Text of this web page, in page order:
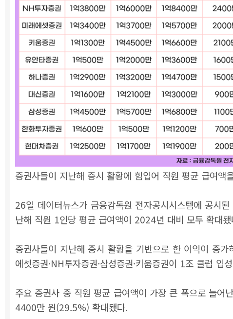
증권사들이 지난해 증시 활황에 힘입어 직원 평균 급여
26일 데이터뉴스가 금융감독원 전자공시시스템에 공시
난해 직원 1인당 평균 급여액이 2024년 대비 모두 확대됐
증권사들이 지난해 증시 활황을 기반으로 한 이익이 증
에셋증권·NH투자증권·삼성증권·키움증권이 1조 클럽 입
주요 증권사 중 직원 평균 급여액이 가장 큰 폭으로 늘
4400만 원(29.5%) 확대됐다.